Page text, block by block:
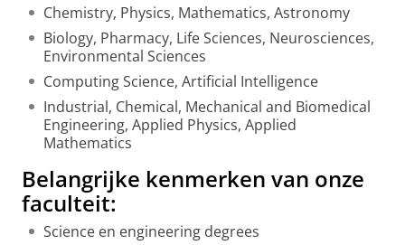
Chemistry, Physics, Mathematics, Astronomy
Biology, Pharmacy, Life Sciences, Neurosciences,
Environmental Sciences
Computing Science, Artificial Intelligence
Industrial, Chemical, Mechanical and Biomedical
Engineering, Applied Physics, Applied
Mathematics
Belangrijke kenmerken van onze
faculteit:
Science en engineering degrees